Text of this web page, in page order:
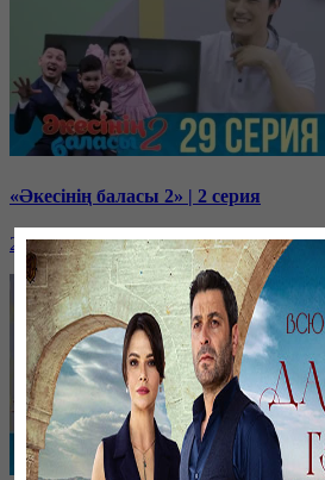
«Әкесінің баласы 2» | 2 серия
20 февраля, 10:38